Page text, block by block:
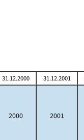
31.12.2000 31.12.2001
2000 2001